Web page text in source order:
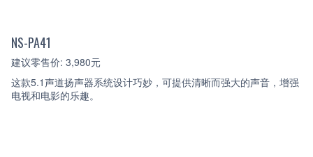
NS-PA41
建议零售价: 3,980元
这款5.1声道扬声器系统设计巧妙，可提供清晰而强大的声音，增强
电视和电影的乐趣。